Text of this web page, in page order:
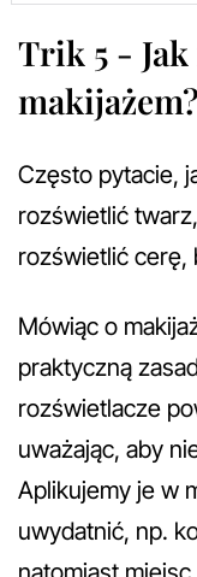
Trik 5 -
Często pytacie,
rozświetlić
rozświetlić cerę,
Mówiąc o
praktyczną
rozświetlacze
uważając, aby
Aplikujemy je w
uwydatnić, np.